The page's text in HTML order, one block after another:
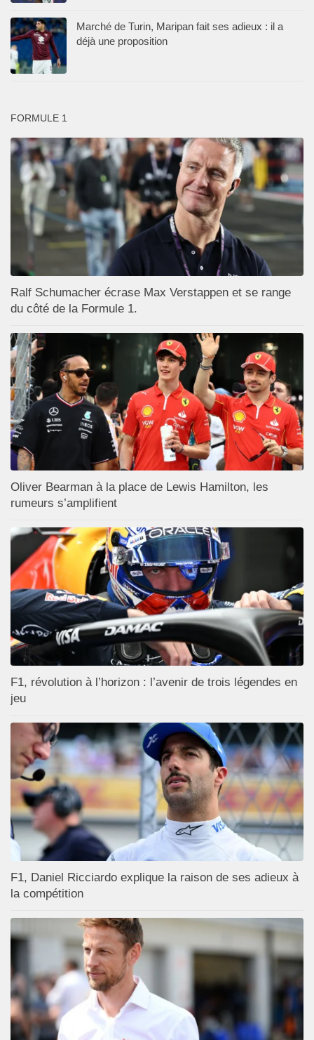
Marché de Turin, Maripan fait ses adieux : il a
déjà une proposition
FORMULE 1
Ralf Schumacher écrase Max Verstappen et se range
du côté de la Formule 1.
Oliver Bearman à la place de Lewis Hamilton, les
rumeurs s’amplifient
F1, révolution à l’horizon : l’avenir de trois légendes en
jeu
F1, Daniel Ricciardo explique la raison de ses adieux à
la compétition